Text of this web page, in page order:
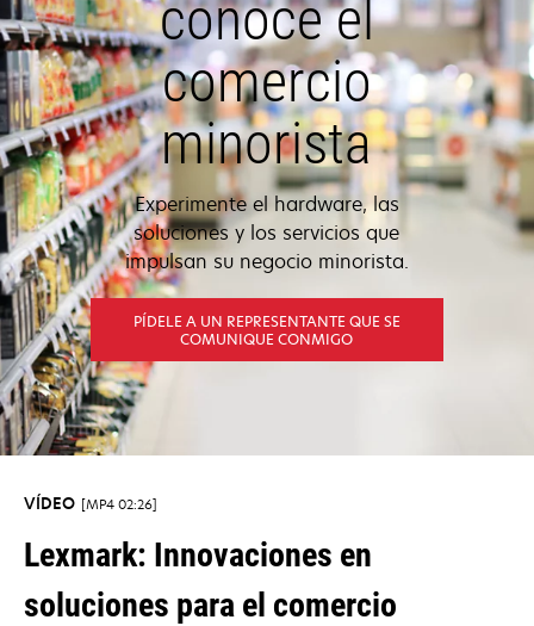
conoce el
comercio
minorista
Experimente el hardware, las
soluciones y los servicios que
impulsan su negocio minorista.
PÍDELE A UN REPRESENTANTE QUE SE
COMUNIQUE CONMIGO
VÍDEO MP4 02:26
Lexmark: Innovaciones en
soluciones para el comercio